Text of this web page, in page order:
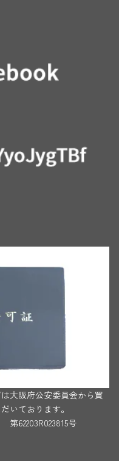
大阪府公安委員会から買
いております。
第62203R023815号